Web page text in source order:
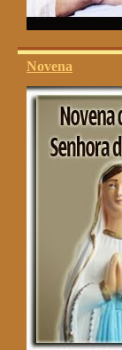
Novena